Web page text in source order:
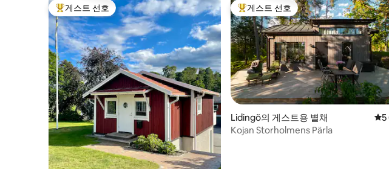
상위 게스트 선호
게스트 선호 상위 게스트 선호
게스트 선호
Lidingö의 게스트용 별채 평5
Kojan Storholmens Pärla